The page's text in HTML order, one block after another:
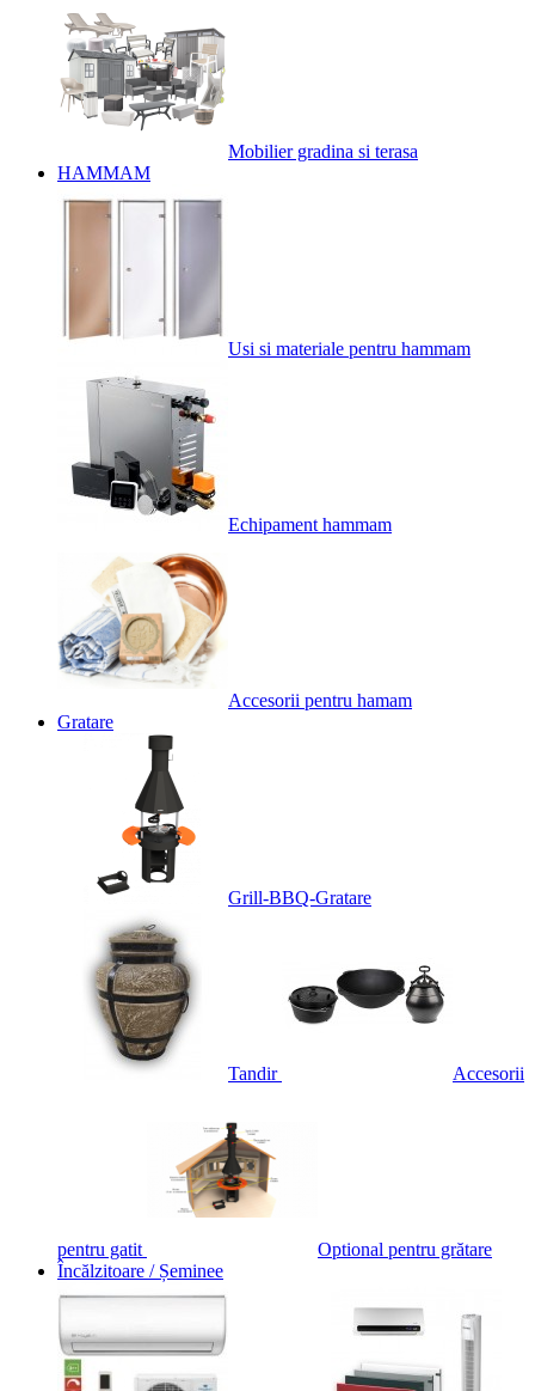
Mobilier gradina si terasa
HAMMAM
Usi si materiale pentru hammam
Echipament hammam
Accesorii pentru hamam
Gratare
Grill-BBQ-Gratare
Tandir Accesorii
pentru gatit
Optional pentru grătare
Încălzitoare / Șeminee